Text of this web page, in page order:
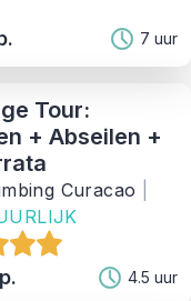
7 uur
Tour:
+ Abseilen +
Curacao
4.5 uur